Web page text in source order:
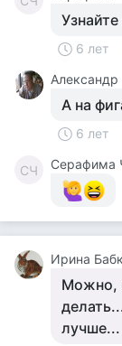
6 лет
А на
6 лет
СЧ
Серафима
Ирина
Можно,
лучше...